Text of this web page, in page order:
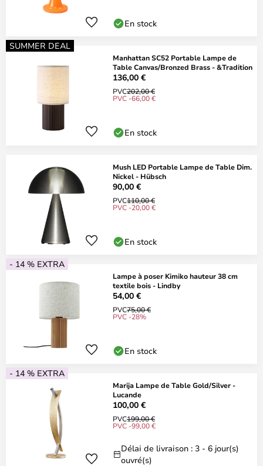
En stock
SUMMER DEAL
Manhattan SC52 Portable Lampe de
Table Canvas/Bronzed Brass - &Tradition
136,00 €
PVC202,00 €
PVC -66,00 €
En stock
Mush LED Portable Lampe de Table Dim.
Nickel - Hübsch
90,00 €
PVC110,00 €
PVC -20,00 €
En stock
- 14 % EXTRA
Lampe à poser Kimiko hauteur 38 cm
textile bois - Lindby
54,00 €
PVC75,00 €
PVC -28%
En stock
- 14 % EXTRA
Marija Lampe de Table Gold/Silver -
Lucande
100,00 €
PVC199,00 €
PVC -99,00 €
Délai de livraison : 3 - 6 jour(s)
ouvré(s)